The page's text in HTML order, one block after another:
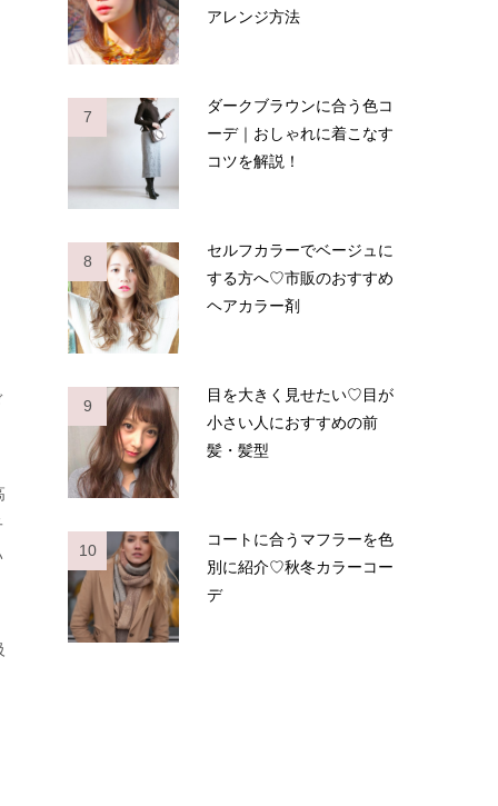
アレンジ方法
7
ダークブラウンに合う色コ
ーデ｜おしゃれに着こなす
コツを解説！
8
セルフカラーでベージュに
する方へ♡市販のおすすめ
ヘアカラー剤
9
目を大きく見せたい♡目が
小さい人におすすめの前
髪・髪型
10
コートに合うマフラーを色
別に紹介♡秋冬カラーコー
デ